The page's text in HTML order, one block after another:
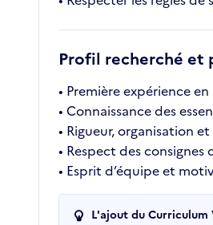
Profil recherché et
• Première expérience
• Connaissance des
• Rigueur, organisation
• Respect des consignes
• Esprit d’équipe et
L'ajout du